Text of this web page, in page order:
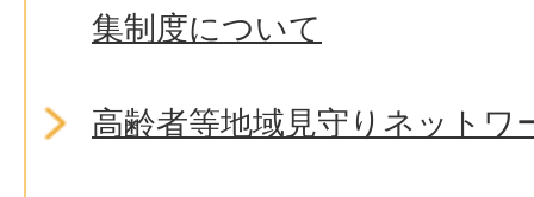
集制度について
高齢者等地域見守りネットワ